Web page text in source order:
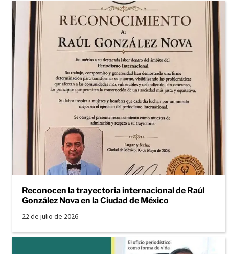
Reconocen la trayectoria internacional de Raúl
González Nova en la Ciudad de México
22 de julio de 2026